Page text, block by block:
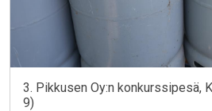
3. Pikkusen Oy:n konkurssipesä,
9)